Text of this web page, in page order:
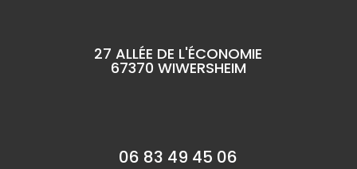
27 ALLÉE DE L'ÉCONOMIE
67370 WIWERSHEIM
06 83 49 45 06